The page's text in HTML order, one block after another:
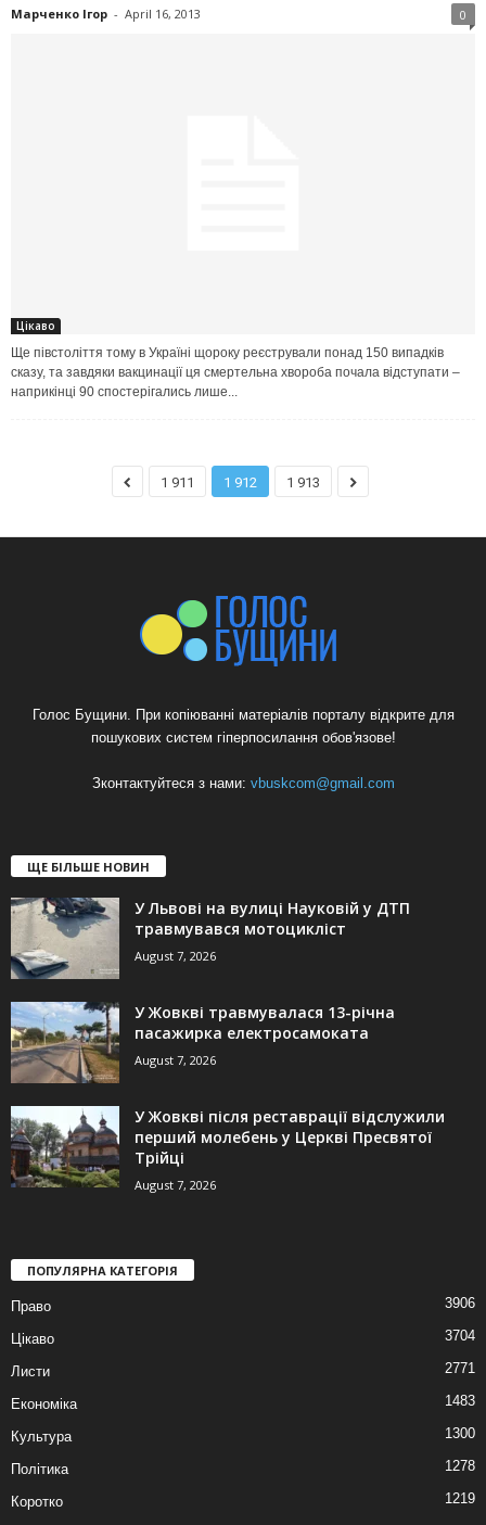
Марченко Ігор - April 16, 2013 0
Цікаво
Ще півстоліття тому в Україні щороку реєстрували понад 150 випадків
сказу, та завдяки вакцинації ця смертельна хвороба почала відступати –
наприкінці 90 спостерігались лише...
1 911 1 912 1 913
Голос Бущини. При копіюванні матеріалів порталу відкрите для
пошукових систем гіперпосилання обов'язове!
Зконтактуйтеся з нами: vbuskcom@gmail.com
ЩЕ БІЛЬШЕ НОВИН
У Львові на вулиці Науковій у ДТП
травмувався мотоцикліст
August 7, 2026
У Жовкві травмувалася 13-річна
пасажирка електросамоката
August 7, 2026
У Жовкві після реставрації відслужили
перший молебень у Церкві Пресвятої
Трійці
August 7, 2026
ПОПУЛЯРНА КАТЕГОРІЯ
Право 3906
Цікаво 3704
Листи 2771
Економіка 1483
Культура 1300
Політика 1278
Коротко 1219